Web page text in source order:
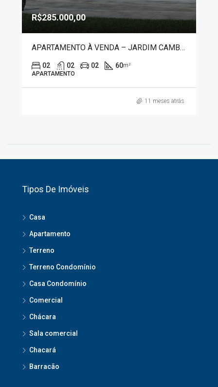
R$285.000,00
APARTAMENTO À VENDA – JARDIM CAMBUÍ 1178
02 02 02 60m²
APARTAMENTO
11 meses atrás
Tipos De Imóveis
Casa
Apartamento
Terreno
Terreno Condomínio
Casa Condomínio
Comercial
Chácara
Sala comercial
Chacará
Barracão